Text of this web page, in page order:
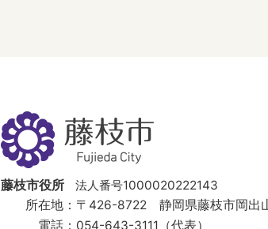
藤
枝
市
Fujieda
City
藤枝市役所
法人番号1000020222143
所在地： 〒426-8722 静岡県藤枝市岡出
電話： 054-643-3111（代表）